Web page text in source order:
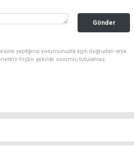
Gönder
yaptığınız yorumunuzla ilgili doğrudan veya
hiçbir şekilde sorumlu tutulamaz.